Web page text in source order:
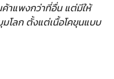
าแพงกว่าที่อื่น แต่มีให้
โลก ตั้งแต่เนื้อโคขุนแบบ